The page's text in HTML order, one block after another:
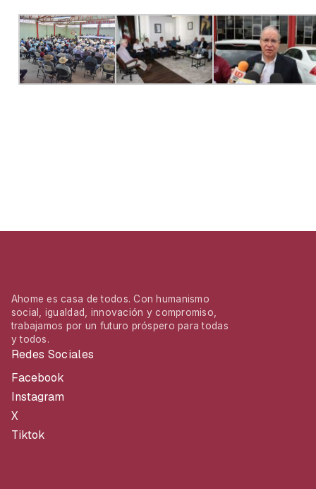
Ahome es casa de todos. Con humanismo
social, igualdad, innovación y compromiso,
trabajamos por un futuro próspero para todas
y todos.
Redes Sociales
Facebook
Instagram
X
Tiktok